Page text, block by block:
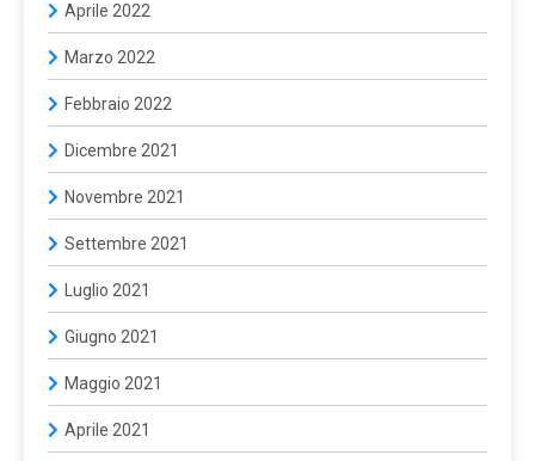
Aprile 2022
Marzo 2022
Febbraio 2022
Dicembre 2021
Novembre 2021
Settembre 2021
Luglio 2021
Giugno 2021
Maggio 2021
Aprile 2021